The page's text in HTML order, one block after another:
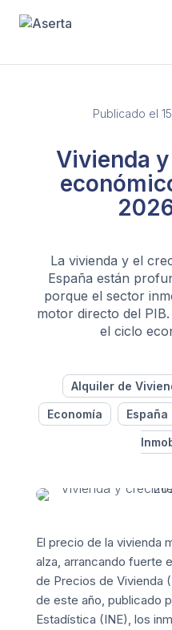
Saltar al contenido
Publicado el
Vivienda
La vivienda y el
España están
porque el sector
motor directo del
el ciclo
Alquiler de
Economía España
El precio de la vivienda
alza, arrancando fuerte
de Precios de Vivienda
de este año, publicado
Estadística (INE), los